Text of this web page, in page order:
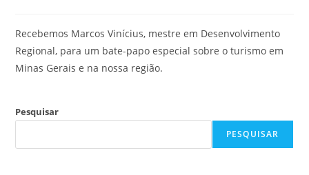
Recebemos Marcos Vinícius, mestre em Desenvolvimento
Regional, para um bate-papo especial sobre o turismo em
Minas Gerais e na nossa região.
Pesquisar
PESQUISAR